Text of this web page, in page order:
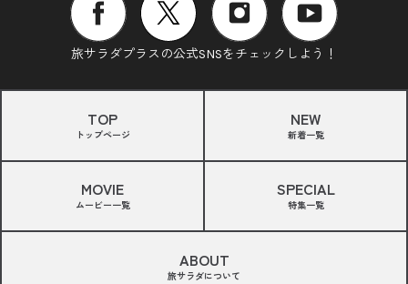
旅サラダプラスの公式SNSをチェックしよう！
TOP
トップページ
NEW
新着一覧
MOVIE
ムービー一覧
SPECIAL
特集一覧
ABOUT
旅サラダについて